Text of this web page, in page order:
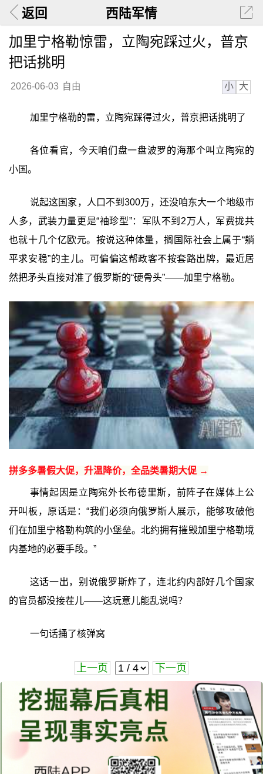
返回 西陆军情
加里宁格勒惊雷，立陶宛踩过火，普京
把话挑明
2026-06-03 自由 小 大
加里宁格勒的雷，立陶宛踩得过火，普京把话挑明了
各位看官，今天咱们盘一盘波罗的海那个叫立陶宛的
小国。
说起这国家，人口不到300万，还没咱东大一个地级市
人多，武装力量更是“袖珍型”：军队不到2万人，军费拢共
也就十几个亿欧元。按说这种体量，搁国际社会上属于“躺
平求安稳”的主儿。可偏偏这帮政客不按套路出牌，最近居
然把矛头直接对准了俄罗斯的“硬骨头”——加里宁格勒。
拼多多暑假大促，升温降价，全品类暑期大促 →
事情起因是立陶宛外长布德里斯，前阵子在媒体上公
开叫板，原话是：“我们必须向俄罗斯人展示，能够攻破他
们在加里宁格勒构筑的小堡垒。北约拥有摧毁加里宁格勒境
内基地的必要手段。”
这话一出，别说俄罗斯炸了，连北约内部好几个国家
的官员都没接茬儿——这玩意儿能乱说吗？
一句话捅了核弹窝
上一页 下一页